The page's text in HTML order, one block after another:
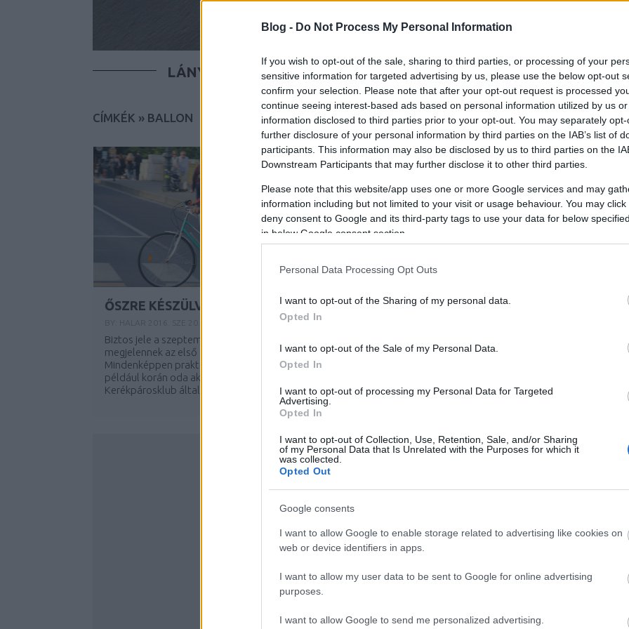
Blog - Do Not Process My Personal Information
If you wish to opt-out of the sale, sharing to third parties, or processing of your
sensitive information for targeted advertising by us, please use the below opt-out
confirm your selection. Please note that after your opt-out request is processed
continue seeing interest-based ads based on personal information utilized by us
information disclosed to third parties prior to your opt-out. You may separately
further disclosure of your personal information by third parties on the IAB’s list of
participants. This information may also be disclosed by us to third parties on the
Downstream Participants that may further disclose it to other third parties.
Please note that this website/app uses one or more Google services and may
information including but not limited to your visit or usage behaviour. You may
deny consent to Google and its third-party tags to use your data for below
in below Google consent section.
Personal Data Processing Opt Outs
I want to opt-out of the Sharing of my personal data.
Opted In
I want to opt-out of the Sale of my Personal Data.
Opted In
I want to opt-out of processing my Personal Data for Targeted
Advertising.
Opted In
I want to opt-out of Collection, Use, Retention, Sale, and/or Sharing
of my Personal Data that Is Unrelated with the Purposes for which it
was collected.
Opted Out
Google consents
I want to allow Google to enable storage related to advertising like cookies on
web or device identifiers in apps.
I want to allow my user data to be sent to Google for online advertising
purposes.
I want to allow Google to send me personalized advertising.
LÁNYOK FIÚK TIPPEK GYEREKKEL SZOKNYÁBAN
KÜLDJ FOTÓT
CÍMKÉK » BALLON
ŐSZRE KÉSZÜLVE
Biztos jele a szeptember közepének, hogy
megjelennek az első szélfújta ballonkabátok.
Mindenképpen praktikus rétegesen öltözni, ha
például korán oda akarsz érni a
Kerékpárosklub által szervezett holnapi...
MISS HOLLANDIA
bringás csúcsforgalomból. Eközben a kiskörúti
Reméljük szombaton nagyon sok ilyen...
A bicikli nem egyszerűen közlekedési eszköz,
hanem egy igazi stíluselem. Nem kér
hiszen maga öltöztet. És még a városokat is
-